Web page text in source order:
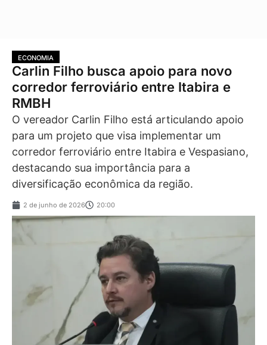
ECONOMIA
Carlin Filho busca apoio para novo
corredor ferroviário entre Itabira e
RMBH
O vereador Carlin Filho está articulando apoio
para um projeto que visa implementar um
corredor ferroviário entre Itabira e Vespasiano,
destacando sua importância para a
diversificação econômica da região.
2 de junho de 2026 20:00